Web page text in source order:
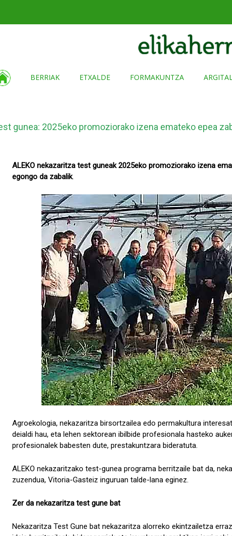
BERRIAK ETXALDE FORMAKUNTZA
gunea: 2025eko promoziorako izena emateko epea
ALEKO nekazaritza test guneak 2025eko promoziorako izena
egongo da zabalik.
Agroekologia, nekazaritza birsortzailea edo permakultura
deialdi hau, eta lehen sektorean ibilbide profesionala hasteko
profesionalek babesten dute, prestakuntzara bideratuta.
ALEKO nekazaritzako test-gunea programa berritzaile bat da,
zuzendua, Vitoria-Gasteiz inguruan talde-lana eginez.
Zer da nekazaritza test gune bat
Nekazaritza Test Gune bat nekazaritza alorreko ekintzailetza